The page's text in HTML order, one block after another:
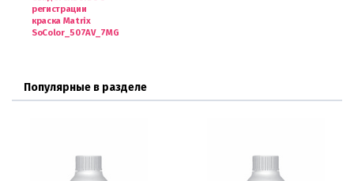
регистрации
краска Matrix
SoColor_507AV_7MG
Популярные в разделе